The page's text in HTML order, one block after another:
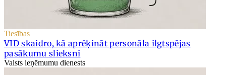
Tiesības
VID skaidro, kā aprēķināt personāla ilgtspējas
pasākumu slieksni
Valsts ieņēmumu dienests